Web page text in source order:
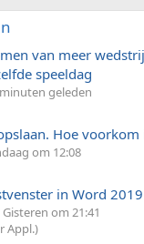
van meer
speeldag
geleden
Hoe voorkom
om 12:08
in Word 2019
Gisteren om 21:41
Appl.)